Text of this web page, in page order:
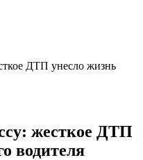
ДТП унесло жизнь
жесткое ДТП
водителя